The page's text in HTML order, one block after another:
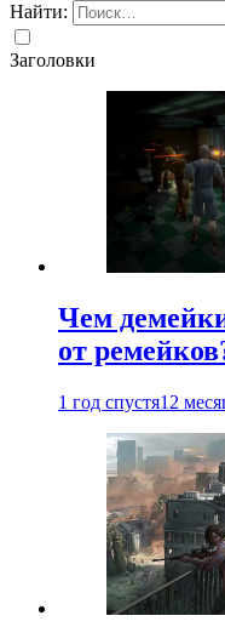
Найти:
Заголовки
Чем
от
1 год спустя12